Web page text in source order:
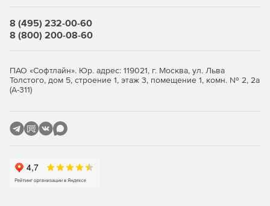
Химия реакций и равновесия.
данных.
8 (495) 232-00-60
8 (800) 200-08-60
ПАО «Софтлайн». Юр. адрес: 119021, г. Москва, ул. Льва
Толстого, дом 5, строение 1, этаж 3, помещение 1, комн. № 2, 2а
(А-311)